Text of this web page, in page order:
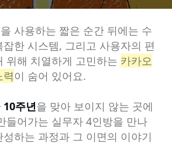
사용하는 짧은 순간 뒤에는 수
한 시스템, 그리고 사용자의 편
위해 치열하게 고민하는 카카오
이 숨어 있어요.
주년을 맞아 보이지 않는 곳에
들어가는 실무자 4인방을 만나
하는 과정과 그 이면의 이야기